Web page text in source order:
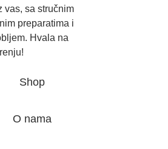
vas, sa stručnim
preparatima i
Hvala na
Shop
O nama